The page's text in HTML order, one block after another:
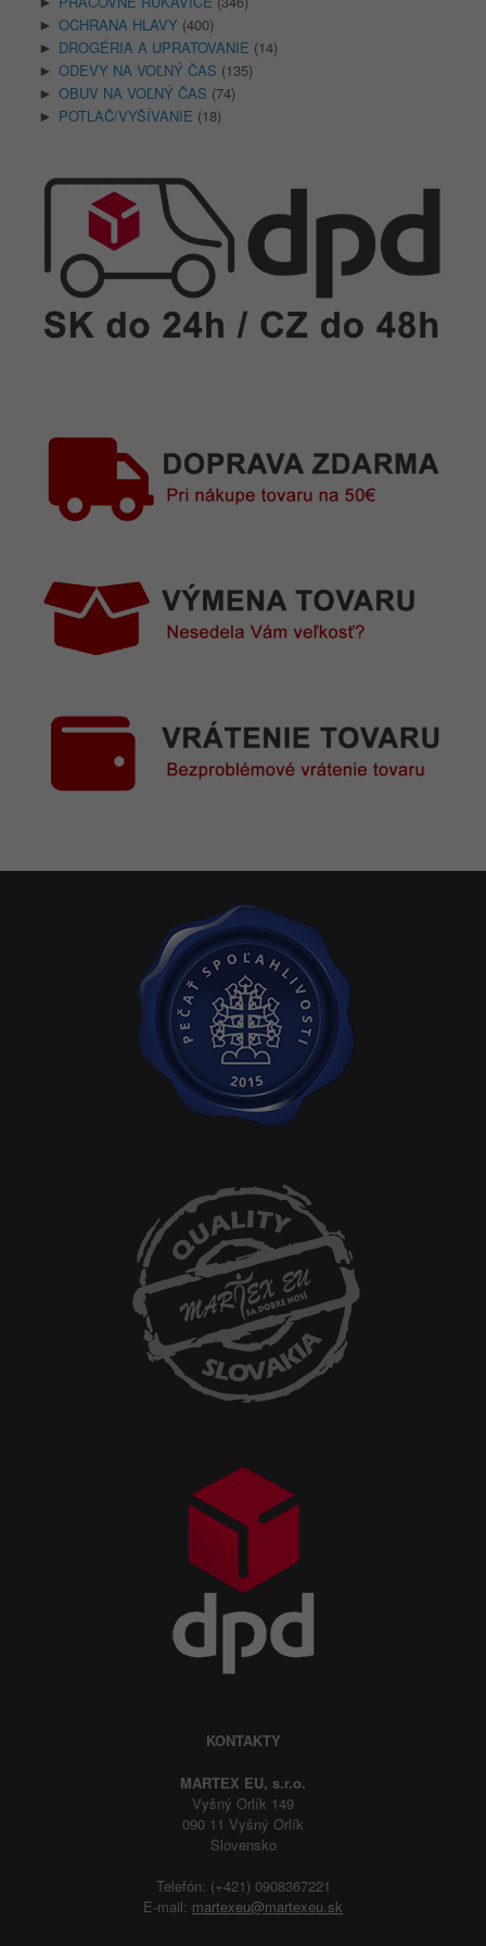
► OCHRANA HLAVY (400)
► DROGÉRIA A UPRATOVANIE (14)
► ODEVY NA VOĽNÝ ČAS (135)
► OBUV NA VOĽNÝ ČAS (74)
► POTLAČ/VYŠÍVANIE (18)
KONTAKTY
MARTEX EU, s.r.o.
Vyšný Orlík 149
090 11 Vyšný Orlík
Slovensko
Telefón: (+421) 0908367221
E-mail: martexeu@martexeu.sk